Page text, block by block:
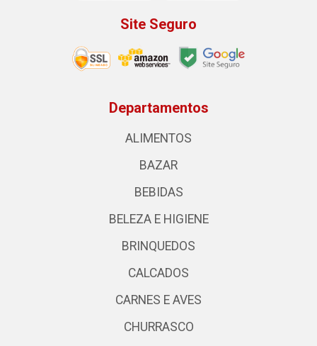
Site Seguro
Departamentos
ALIMENTOS
BAZAR
BEBIDAS
BELEZA E HIGIENE
BRINQUEDOS
CALCADOS
CARNES E AVES
CHURRASCO